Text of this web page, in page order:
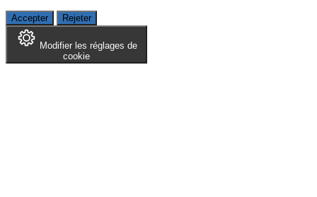
Accepter Rejeter
Modifier les réglages de
cookie